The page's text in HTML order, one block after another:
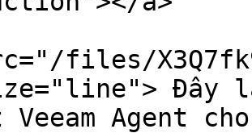
files/
Đây
Agent